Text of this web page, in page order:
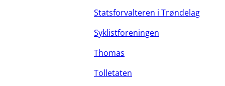
Statsforvalteren i Trøndelag
Syklistforeningen
Thomas
Tolletaten